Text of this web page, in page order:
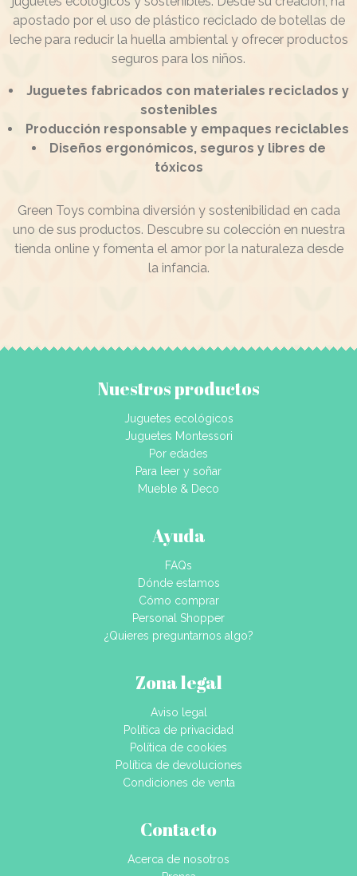
apostado por el uso de plástico reciclado de botellas de
leche para reducir la huella ambiental y ofrecer productos
seguros para los niños.
Juguetes fabricados con materiales reciclados y
sostenibles
Producción responsable y empaques reciclables
Diseños ergonómicos, seguros y libres de
tóxicos
Green Toys combina diversión y sostenibilidad en cada
uno de sus productos. Descubre su colección en nuestra
tienda online y fomenta el amor por la naturaleza desde
la infancia.
Nuestros productos
Juguetes ecológicos
Juguetes Montessori
Por edades
Para leer y soñar
Mueble & Deco
Ayuda
FAQs
Dónde estamos
Cómo comprar
Personal Shopper
¿Quieres preguntarnos algo?
Zona legal
Aviso legal
Política de privacidad
Política de cookies
Política de devoluciones
Condiciones de venta
Contacto
Acerca de nosotros